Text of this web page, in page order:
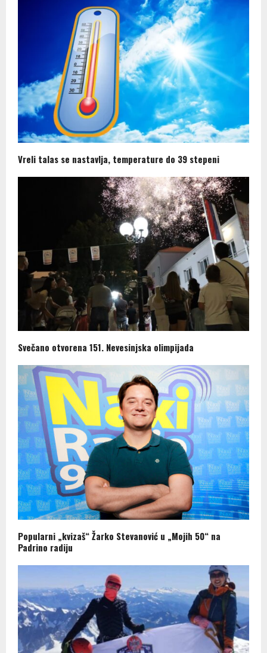
Vreli talas se nastavlja, temperature do 39 stepeni
Svečano otvorena 151. Nevesinjska olimpijada
Popularni „kvizaš“ Žarko Stevanović u „Mojih 50“ na
Padrino radiju